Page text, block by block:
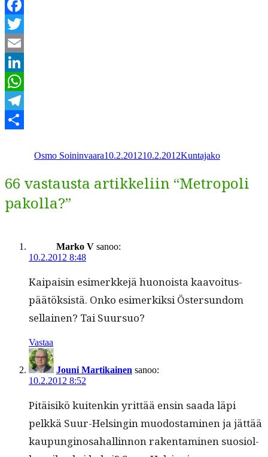
Facebook
Twitter
Email
LinkedIn
WhatsApp
Telegram
Osmo Soininvaara10.2.201210.2.2012Kuntajako
66 vastausta artikkeliin “Metropoli
pakolla?”
Marko V sanoo:
10.2.2012 8:48
Kaipaisin esimerkke­jä huonoista kaavoitus­
päätök­sistä. Onko esimerkik­si Öster­sun­dom
sel­l­ainen? Tai Suursuo?
Vastaa
Jouni Martikainen sanoo:
10.2.2012 8:52
Pitäisikö kuitenkin yrit­tää ensin saa­da läpi
pelkkä Suur-Helsin­gin muo­dost­a­mi­nen ja jät­tää
kaupungi­nosa­hallinnon rak­en­t­a­mi­nen suo­si­ol­